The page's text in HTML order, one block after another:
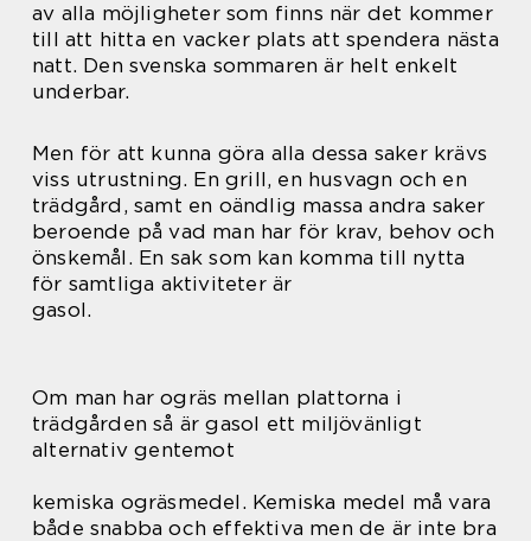
av alla möjligheter som finns när det kommer
till att hitta en vacker plats att spendera nästa
natt. Den svenska sommaren är helt enkelt
underbar.
Men för att kunna göra alla dessa saker krävs
viss utrustning. En grill, en husvagn och en
trädgård, samt en oändlig massa andra saker
beroende på vad man har för krav, behov och
önskemål. En sak som kan komma till nytta
för samtliga aktiviteter är
gasol.
Om man har ogräs mellan plattorna i
trädgården så är gasol ett miljövänligt
alternativ gentemot
kemiska ogräsmedel. Kemiska medel må vara
både snabba och effektiva men de är inte bra